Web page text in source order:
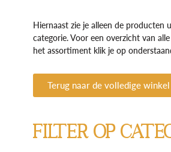
Hiernaast zie je alleen de producten
categorie. Voor een overzicht van
het assortiment klik je op
Terug naar de volledige winkel
Filter op